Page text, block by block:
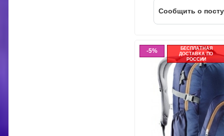
Cообщить о
5%
БЕСПЛАТНАЯ
ДОСТАВКА ПО
РОССИИ